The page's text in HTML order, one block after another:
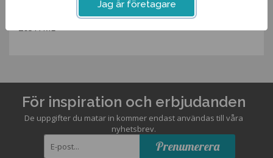
Artikelnummer:
För inspiration och erbjudanden
De uppgifter du matar in kommer endast användas till våra
nyhetsbrev.
Prenumerera
Jag är företagare